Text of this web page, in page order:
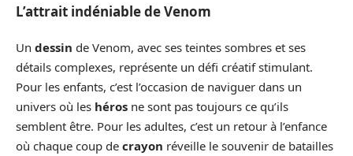
L’attrait indéniable de Venom
Un dessin de Venom, avec ses teintes sombres et ses
détails complexes, représente un défi créatif stimulant.
Pour les enfants, c’est l’occasion de naviguer dans un
univers où les héros ne sont pas toujours ce qu’ils
semblent être. Pour les adultes, c’est un retour à l’enfance
où chaque coup de crayon réveille le souvenir de batailles